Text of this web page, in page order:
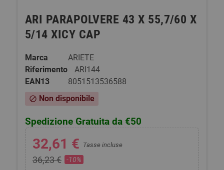
ARI PARAPOLVERE 43 X 55,7/60 X
5/14 XICY CAP
Marca
ARIETE
Riferimento
ARI144
EAN13
8051513536588
block Non disponibile
Spedizione Gratuita da €50
32,61 € Tasse incluse
36,23 € -10%